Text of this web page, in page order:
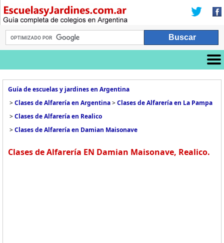
Guía de escuelas y jardines en Argentina
>Clases de Alfarería en Argentina>Clases de Alfarería en La Pampa
>Clases de Alfarería en Realico
>Clases de Alfarería en Damian Maisonave
Clases de Alfarería EN Damian Maisonave, Realico.